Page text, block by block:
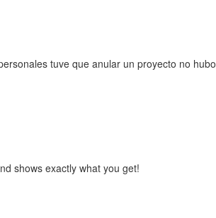
tuve que anular un proyecto no hubo
shows exactly what you get!